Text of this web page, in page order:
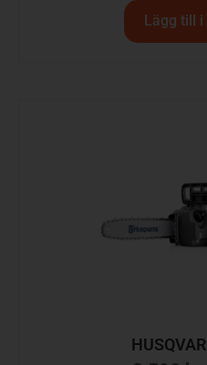
Lägg till